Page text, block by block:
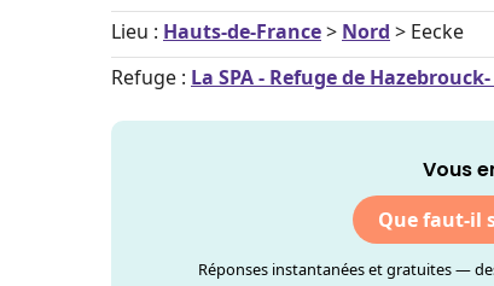
Lieu : Hauts-de-France> Nord > Eecke
Refuge : La SPA - Refuge de
Vous
Que faut-il
Réponses instantanées et gratuites —